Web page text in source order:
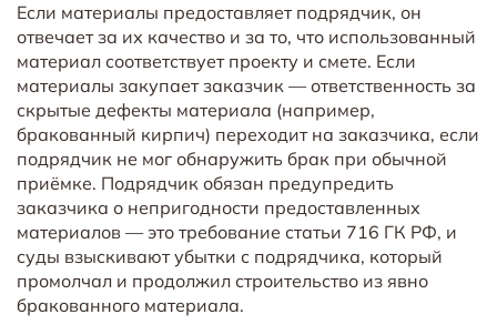
Если материалы предоставляет подрядчик, он
отвечает за их качество и за то, что использованный
материал соответствует проекту и смете. Если
материалы закупает заказчик — ответственность за
скрытые дефекты материала (например,
бракованный кирпич) переходит на заказчика, если
подрядчик не мог обнаружить брак при обычной
приёмке. Подрядчик обязан предупредить
заказчика о непригодности предоставленных
материалов — это требование статьи 716 ГК РФ, и
суды взыскивают убытки с подрядчика, который
промолчал и продолжил строительство из явно
бракованного материала.